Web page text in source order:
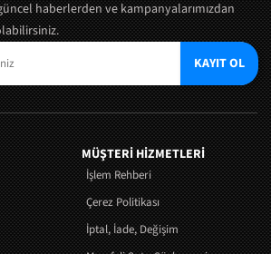
haberlerden ve kampanyalarımızdan
KAYIT OL
MÜŞTERI HIZMETLERI
İşlem Rehberi
Çerez Politikası
İptal, İade, Değişim